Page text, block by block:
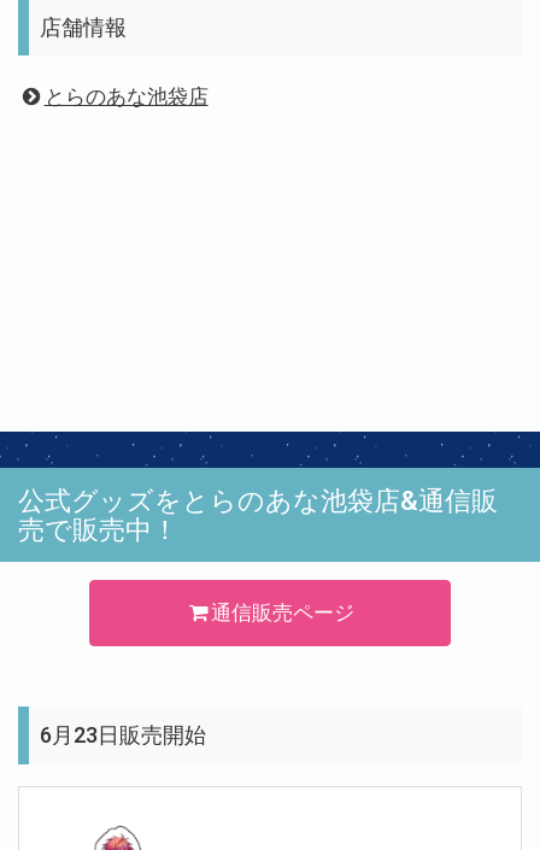
店舗情報
とらのあな池袋店
公式グッズをとらのあな池袋店&通信販
売で販売中！
通信販売ページ
6月23日販売開始